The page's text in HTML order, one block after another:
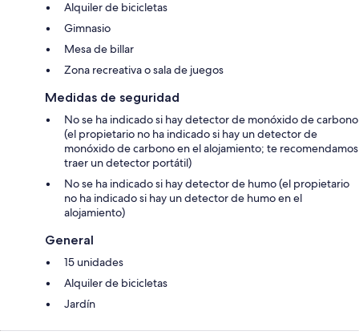
Alquiler de bicicletas
Gimnasio
Mesa de billar
Zona recreativa o sala de juegos
Medidas de seguridad
No se ha indicado si hay detector de monóxido de carbono
(el propietario no ha indicado si hay un detector de
monóxido de carbono en el alojamiento; te recomendamos
traer un detector portátil)
No se ha indicado si hay detector de humo (el propietario
no ha indicado si hay un detector de humo en el
alojamiento)
General
15 unidades
Alquiler de bicicletas
Jardín